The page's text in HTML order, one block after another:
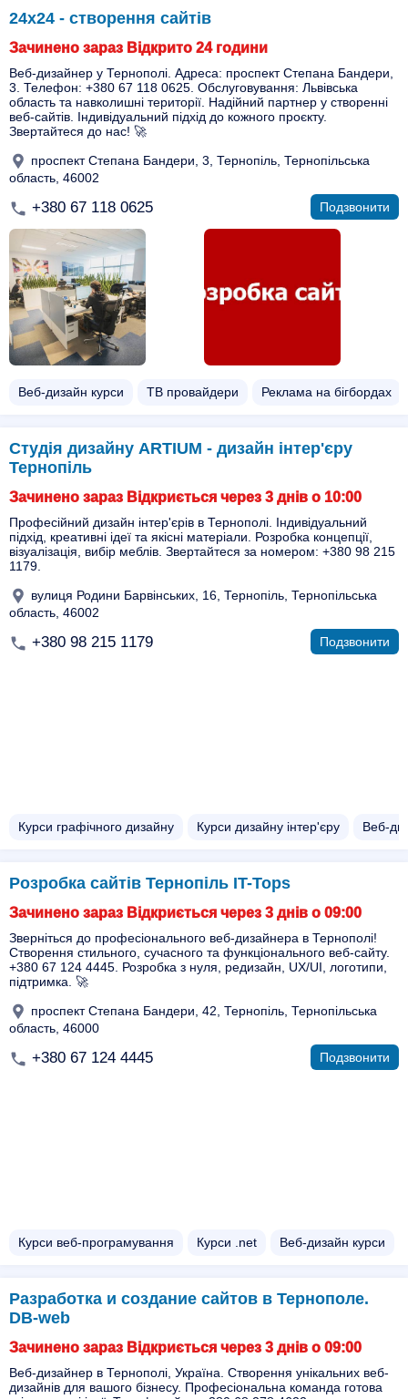
24х24 - створення сайтів
Зачинено зараз Відкрито 24 години
Веб-дизайнер у Тернополі. Адреса: проспект Степана Бандери,
3. Телефон: +380 67 118 0625. Обслуговування: Львівська
область та навколишні території. Надійний партнер у створенні
веб-сайтів. Індивідуальний підхід до кожного проєкту.
Звертайтеся до нас! 🚀
проспект Степана Бандери, 3, Тернопіль, Тернопільська
область, 46002
+380 67 118 0625 Подзвонити
Веб-дизайн курси ТВ провайдери Реклама на бігбордах
Студія дизайну ARTIUM - дизайн інтер'єру
Тернопіль
Зачинено зараз Відкриється через 3 днів о 10:00
Професійний дизайн інтер'єрів в Тернополі. Індивідуальний
підхід, креативні ідеї та якісні матеріали. Розробка концепції,
візуалізація, вибір меблів. Звертайтеся за номером: +380 98 215
1179.
вулиця Родини Барвінських, 16, Тернопіль, Тернопільська
область, 46002
+380 98 215 1179 Подзвонити
Курси графічного дизайну Курси дизайну інтер'єру Веб-
Розробка сайтів Тернопіль IT-Tops
Зачинено зараз Відкриється через 3 днів о 09:00
Зверніться до професіонального веб-дизайнера в Тернополі!
Створення стильного, сучасного та функціонального веб-сайту.
+380 67 124 4445. Розробка з нуля, редизайн, UX/UI, логотипи,
підтримка. 🚀
проспект Степана Бандери, 42, Тернопіль, Тернопільська
область, 46000
+380 67 124 4445 Подзвонити
Курси веб-програмування Курси .net Веб-дизайн курси
Разработка и создание сайтов в Тернополе.
DB-web
Зачинено зараз Відкриється через 3 днів о 09:00
Веб-дизайнер в Тернополі, Україна. Створення унікальних веб-
дизайнів для вашого бізнесу. Професіональна команда готова